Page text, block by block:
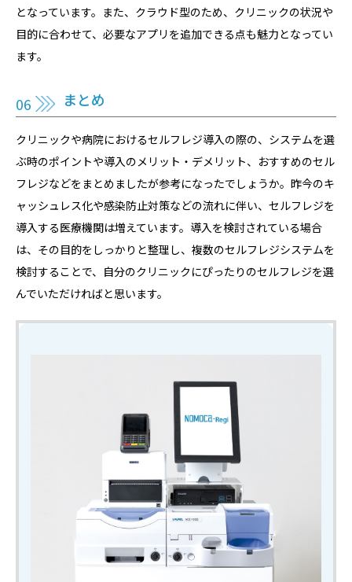
となっています。また、クラウド型のため、クリニックの状況や
目的に合わせて、必要なアプリを追加できる点も魅力となってい
ます。
まとめ
クリニックや病院におけるセルフレジ導入の際の、システムを選
ぶ時のポイントや導入のメリット・デメリット、おすすめのセル
フレジなどをまとめましたが参考になったでしょうか。昨今のキ
ャッシュレス化や感染防止対策などの流れに伴い、セルフレジを
導入する医療機関は増えています。導入を検討されている場合
は、その目的をしっかりと整理し、複数のセルフレジシステムを
検討することで、自分のクリニックにぴったりのセルフレジを選
んでいただければと思います。